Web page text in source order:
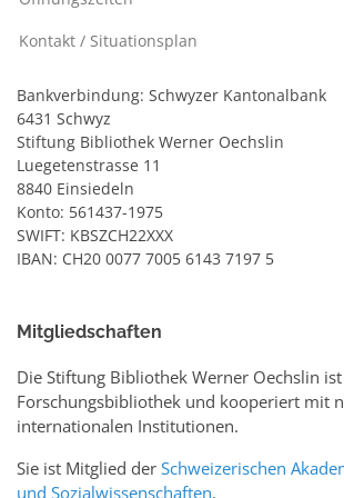
Kontakt / Situationsplan
Bankverbindung: Schwyzer Kantonalbank
6431 Schwyz
Stiftung Bibliothek Werner Oechslin
Luegetenstrasse 11
8840 Einsiedeln
Konto: 561437-1975
SWIFT: KBSZCH22XXX
IBAN: CH20 0077 7005 6143 7197 5
Mitgliedschaften
Die Stiftung Bibliothek Werner Oechslin
Forschungsbibliothek und kooperiert mit
internationalen Institutionen.
Sie ist Mitglied der Schweizerischen
und Sozialwissenschaften.